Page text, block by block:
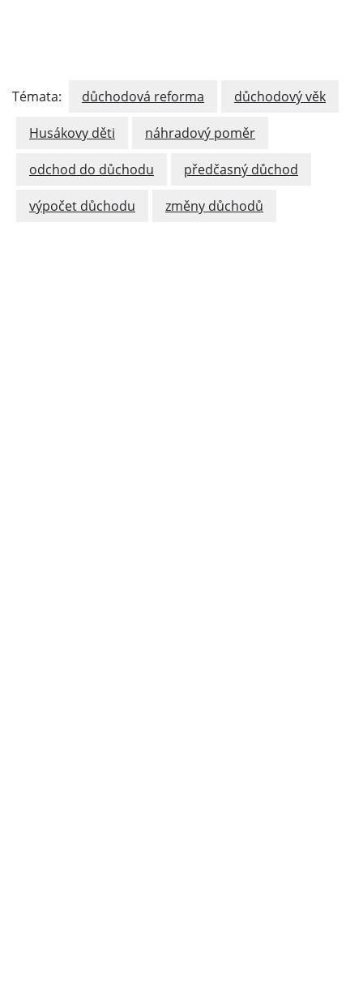
Témata: důchodová reforma důchodový věk
Husákovy děti náhradový poměr
odchod do důchodu předčasný důchod
výpočet důchodu změny důchodů